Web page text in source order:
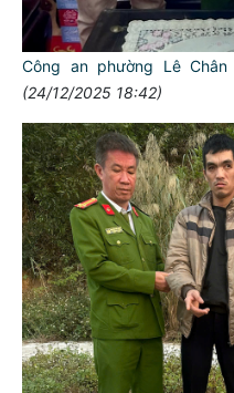
Công an phường Lê
(24/12/2025 18:42)